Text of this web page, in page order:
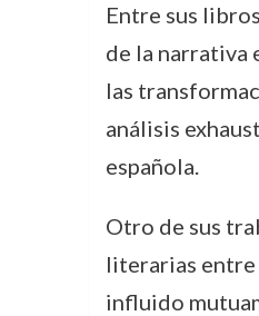
Entre sus
de la narrativa
las
análisis
española.
Otro de sus
literarias entre
influido